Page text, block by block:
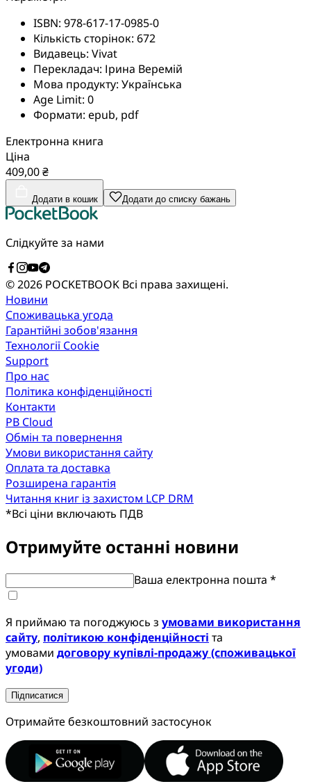
ISBN: 978-617-17-0985-0
Кількість сторінок: 672
Видавець: Vivat
Перекладач: Ірина Веремій
Мова продукту: Українська
Age Limit: 0
Формати: epub, pdf
Електронна книга
Ціна
409,00 ₴
Додати в кошик Додати до списку бажань
Слідкуйте за нами
© 2026 POCKETBOOK Всі права захищені.
Новини
Споживацька угода
Гарантійні зобов'язання
Технології Cookie
Support
Про нас
Політика конфіденційності
Контакти
PB Cloud
Обмін та повернення
Умови використання сайту
Оплата та доставка
Розширена гарантія
Читання книг із захистом LCP DRM
*Всі ціни включають ПДВ
Отримуйте останні новини
Ваша електронна пошта *
Я приймаю та погоджуюсь з умовами використання
сайту, політикою конфіденційності та
умовами договору купівлі-продажу (споживацької
угоди)
Підписатися
Отримайте безкоштовний застосунок